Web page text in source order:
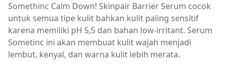
Somethinc Calm Down! Skinpair Barrier Serum cocok
untuk semua tipe kulit bahkan kulit paling sensitif
karena memiliki pH 5,5 dan bahan low-irritant. Serum
Sometinc ini akan membuat kulit wajah menjadi
lembut, kenyal, dan warna kulit lebih merata.